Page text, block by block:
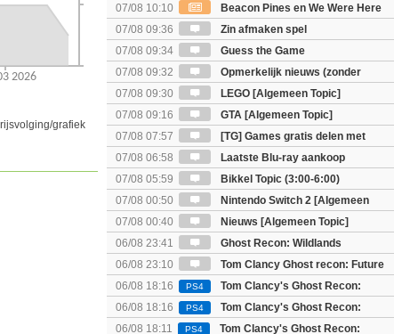
grafiek
07/08 10:10
Beacon Pines en We Were Here
Together (PC) Gratis
07/08 09:36
Zin afmaken spel
07/08 09:34
Guess the Game
07/08 09:32
Opmerkelijk nieuws (zonder
politiek/religie)
07/08 09:30
LEGO [Algemeen Topic]
07/08 09:16
GTA [Algemeen Topic]
07/08 07:57
[TG] Games gratis delen met
elkaar.
07/08 06:58
Laatste Blu-ray aankoop
07/08 05:59
Bikkel Topic (3:00-6:00)
07/08 00:50
Nintendo Switch 2 [Algemeen
Topic]
07/08 00:40
Nieuws [Algemeen Topic]
06/08 23:41
Ghost Recon: Wildlands
[Algemeen]
06/08 23:10
Tom Clancy Ghost recon: Future
soldier
06/08 18:16 PS4
Tom Clancy's Ghost Recon:
Breakpoint - Ultimate Edition
06/08 18:16 PS4
Tom Clancy's Ghost Recon:
Breakpoint - Standard Edition
06/08 18:11 PS4 Tom Clancy's Ghost Recon: